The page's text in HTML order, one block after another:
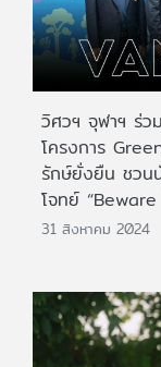
วิศวฯ จุฬาฯ ร่ว
โครงการ
รักษ์ยั่งยืน ชวน
โจทย์ “Beware
31 สิงหาคม 2024